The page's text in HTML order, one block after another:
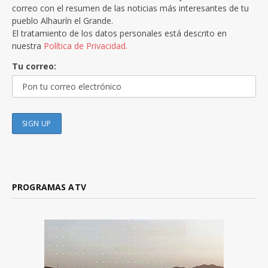
correo con el resumen de las noticias más interesantes de tu
pueblo Alhaurín el Grande.
El tratamiento de los datos personales está descrito en
nuestra Política de Privacidad.
Tu correo:
PROGRAMAS ATV